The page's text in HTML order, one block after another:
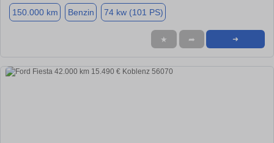
150.000 km Benzin 74 kw (101 PS)
★ ➦ ➜